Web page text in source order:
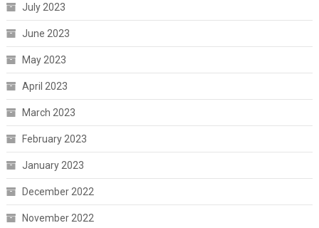
July 2023
June 2023
May 2023
April 2023
March 2023
February 2023
January 2023
December 2022
November 2022